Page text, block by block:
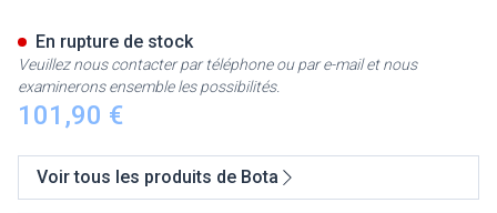
101,90 €
En rupture de stock
Veuillez nous contacter par téléphone ou par e-mail et nous
examinerons ensemble les possibilités.
Voir tous les produits de Bota